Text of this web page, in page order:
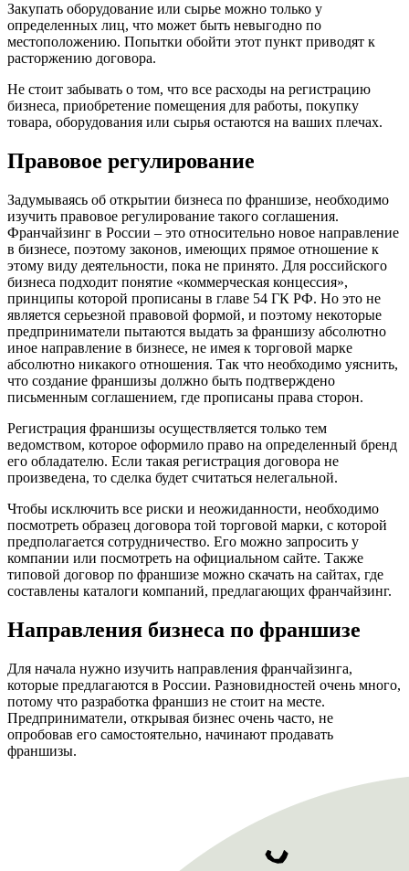
Закупать оборудование или сырье можно только у
определенных лиц, что может быть невыгодно по
местоположению. Попытки обойти этот пункт приводят к
расторжению договора.
Не стоит забывать о том, что все расходы на регистрацию
бизнеса, приобретение помещения для работы, покупку
товара, оборудования или сырья остаются на ваших плечах.
Правовое регулирование
Задумываясь об открытии бизнеса по франшизе, необходимо
изучить правовое регулирование такого соглашения.
Франчайзинг в России – это относительно новое направление
в бизнесе, поэтому законов, имеющих прямое отношение к
этому виду деятельности, пока не принято. Для российского
бизнеса подходит понятие «коммерческая концессия»,
принципы которой прописаны в главе 54 ГК РФ. Но это не
является серьезной правовой формой, и поэтому некоторые
предприниматели пытаются выдать за франшизу абсолютно
иное направление в бизнесе, не имея к торговой марке
абсолютно никакого отношения. Так что необходимо уяснить,
что создание франшизы должно быть подтверждено
письменным соглашением, где прописаны права сторон.
Регистрация франшизы осуществляется только тем
ведомством, которое оформило право на определенный бренд
его обладателю. Если такая регистрация договора не
произведена, то сделка будет считаться нелегальной.
Чтобы исключить все риски и неожиданности, необходимо
посмотреть образец договора той торговой марки, с которой
предполагается сотрудничество. Его можно запросить у
компании или посмотреть на официальном сайте. Также
типовой договор по франшизе можно скачать на сайтах, где
составлены каталоги компаний, предлагающих франчайзинг.
Направления бизнеса по франшизе
Для начала нужно изучить направления франчайзинга,
которые предлагаются в России. Разновидностей очень много,
потому что разработка франшиз не стоит на месте.
Предприниматели, открывая бизнес очень часто, не
опробовав его самостоятельно, начинают продавать
франшизы.